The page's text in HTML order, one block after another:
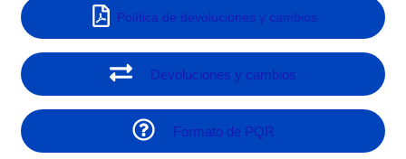
Política de devoluciones y cambios
Devoluciones y cambios
Formato de PQR